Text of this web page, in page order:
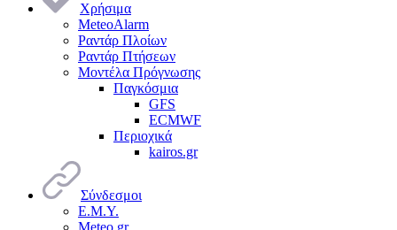
Χρήσιμα
MeteoAlarm
Ραντάρ Πλοίων
Ραντάρ Πτήσεων
Μοντέλα Πρόγνωσης
Παγκόσμια
GFS
ECMWF
Περιοχικά
kairos.gr
Σύνδεσμοι
Ε.Μ.Υ.
Meteo.gr